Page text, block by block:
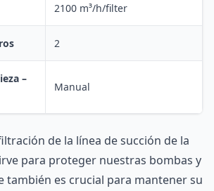
2100 m³/h/filter
2
–
Manual
de la línea de succión de la
para proteger nuestras bombas y
también es crucial para mantener su